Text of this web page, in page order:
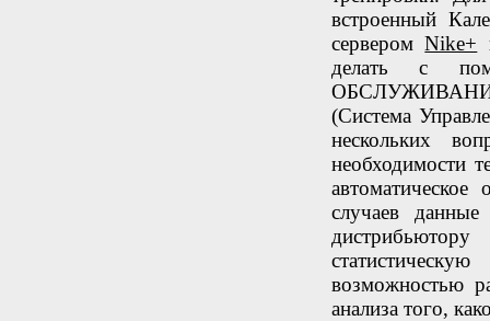
встроенный
серверомNike+
делать с
ОБСЛУЖИВАНИЕ
(Система
нескольких
необходимости
случаев
возможностью
анализа того,